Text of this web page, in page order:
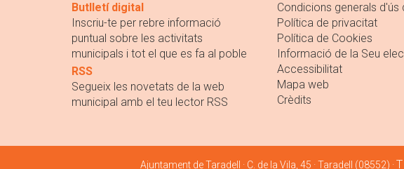
Butlletí digital
Inscriu-te per rebre informació
puntual sobre les activitats
municipals i tot el que es fa al poble
RSS
Segueix les novetats de la web
municipal amb el teu lector RSS
Condicions generals d'ús
Política de privacitat
Política de Cookies
Informació de la Seu
Accessibilitat
Mapa web
Crèdits
Ajuntament de Taradell · C. de la Vila, 45 · Taradell (08552) ·